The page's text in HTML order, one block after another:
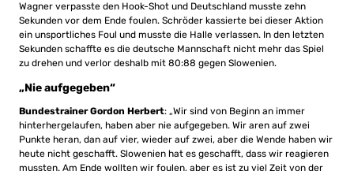
Wagner verpasste den Hook-Shot und Deutschland musste zehn
Sekunden vor dem Ende foulen. Schröder kassierte bei dieser Aktion
ein unsportliches Foul und musste die Halle verlassen. In den letzten
Sekunden schaffte es die deutsche Mannschaft nicht mehr das Spiel
zu drehen und verlor deshalb mit 80:88 gegen Slowenien.
„Nie aufgegeben“
Bundestrainer Gordon Herbert: „Wir sind von Beginn an immer
hinterhergelaufen, haben aber nie aufgegeben. Wir aren auf zwei
Punkte heran, dan auf vier, wieder auf zwei, aber die Wende haben wir
heute nicht geschafft. Slowenien hat es geschafft, dass wir reagieren
mussten. Am Ende wollten wir foulen, aber es ist zu viel Zeit von der